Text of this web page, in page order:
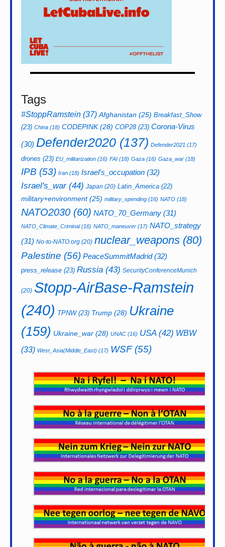
Tags
#StoppRamstein (37) Afghanistan (25) Breakfast_Show
(23) China (18) CODEPINK(28) COP28(23) Corona-Virus
(30) Defender2020 (137) Defender2021 (17)
drones (23) EU_militarization (16) FAI (18) Gaza (16) Gaza_war (18)
IPB (53) Iran (18) Israel's_occupation (32)
Israel's_war(44) Japan (20) Latin_America (22)
military+environment(25) military_spending (16) NATO (18)
NATO2030 (60) NATO_70_Germany (31)
NATO_Climate_Criminal(16) NATO_maneuver (17) NATO_strategy
(31) No-to-NATO.org (20) nuclear_weapons (80)
Palestine (56) PeaceSummitMadrid(32)
press_release (23) Russia (43) SecurityConferenceMunich
(20) Stopp-AirBase-Ramstein
(240) TPNW(23) Trump (28) Ukraine
(159) Ukraine_war (28) UNAC (16) USA(42) WBW
(33) West_Asia(Middle_East) (17) WSF(55)